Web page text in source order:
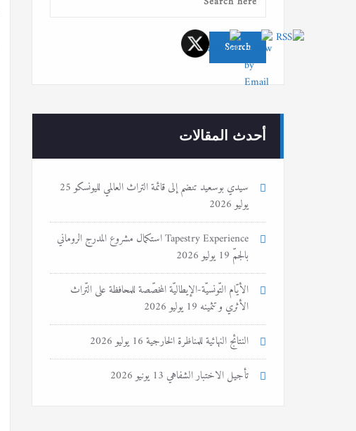
أحدث المقالات
سيدي بوسعيد تنضم إلى قائمة التراث العالمي لليونسكو25
يوليو 2026
Tapestry Experience استكمال مشروع المدرج الروماني
بالجمّ19 يوليو 2026
الأيّام التّونسيّة-الإيطاليّة المخصّصة للمحافظة على التّراث
الأثري و تثمينه19 يوليو 2026
النتائج النهائية للمناظرة الخارجية16 يوليو 2026
تأجيل الاختبار الشفاهي13 يونيو 2026